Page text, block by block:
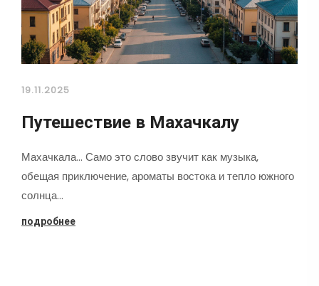
19.11.2025
Путешествие в Махачкалу
Махачкала... Само это слово звучит как музыка,
обещая приключение, ароматы востока и тепло южного
солнца…
подробнее